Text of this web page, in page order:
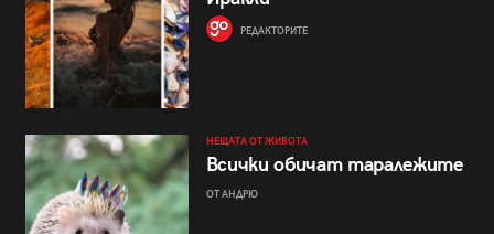
РЕДАКТОРИТЕ
НЕЩАТА ОТ ЖИВОТА
Всички обичат таралежите
ОТ АНДРЮ